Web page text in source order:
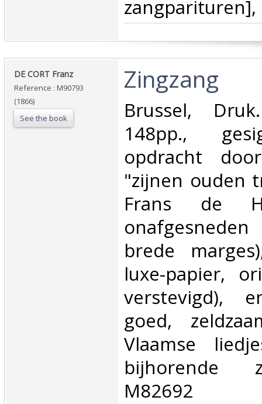
zangparituren],
‎DE CORT Franz‎
Reference : M90793
(1866)
See the book
‎Zingzang‎
‎Brussel,
148pp.,
opdracht
"zijnen ouden
Frans de
brede
luxe-papier,
verstevigd),
goed,
Vlaamse
bijhorende
M82692‎